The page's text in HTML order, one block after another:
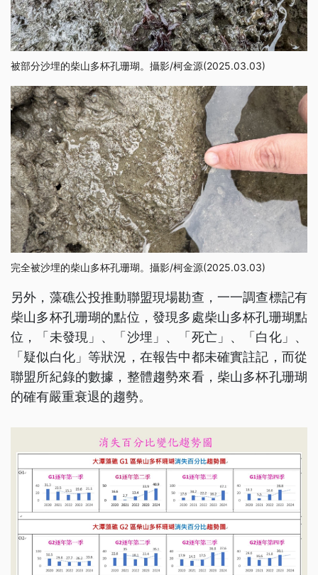
被部分沙埋的柴山多杯孔珊瑚。攝影/柯金源(2025.03.03)
完全被沙埋的柴山多杯孔珊瑚。攝影/柯金源(2025.03.03)
另外，藻礁公投推動聯盟現場勘查，一一調查標記有
柴山多杯孔珊瑚的點位，發現多處柴山多杯孔珊瑚點
位，「未發現」、「沙埋」、「死亡」、「白化」、
「疑似白化」等狀況，在報告中都未確實註記，而從
聯盟所紀錄的數據，整體趨勢來看，柴山多杯孔珊瑚
的確有嚴重衰退的趨勢。